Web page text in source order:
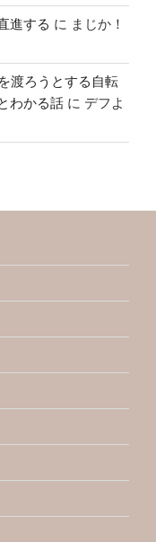
進する に まじか！
渡ろうとする自転
わかる話 に デフよ